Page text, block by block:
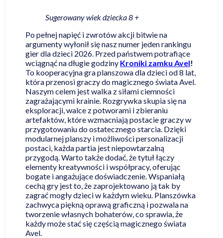
Sugerowany wiek dziecka 8 +
Po pełnej napięć i zwrotów akcji bitwie na
argumenty wyłonił się nasz numer jeden rankingu
gier dla dzieci 2026. Przed państwem potrafiące
wciągnąć na długie godziny Kroniki zamku Avel!
To kooperacyjna gra planszowa dla dzieci od 8 lat,
która przenosi graczy do magicznego świata Avel.
Naszym celem jest walka z siłami ciemności
zagrażającymi krainie. Rozgrywka skupia się na
eksploracji, walce z potworami i zbieraniu
artefaktów, które wzmacniają postacie graczy w
przygotowaniu do ostatecznego starcia. Dzięki
modularnej planszy i możliwości personalizacji
postaci, każda partia jest niepowtarzalną
przygodą. Warto także dodać, że tytuł łączy
elementy kreatywności i współpracy, oferując
bogate i angażujące doświadczenie. Wspaniałą
cechą gry jest to, że zaprojektowano ją tak by
zagrać mogły dzieci w każdym wieku. Planszówka
zachwyca piękną oprawą graficzną i pozwala na
tworzenie własnych bohaterów, co sprawia, że
każdy może stać się częścią magicznego świata
Avel.